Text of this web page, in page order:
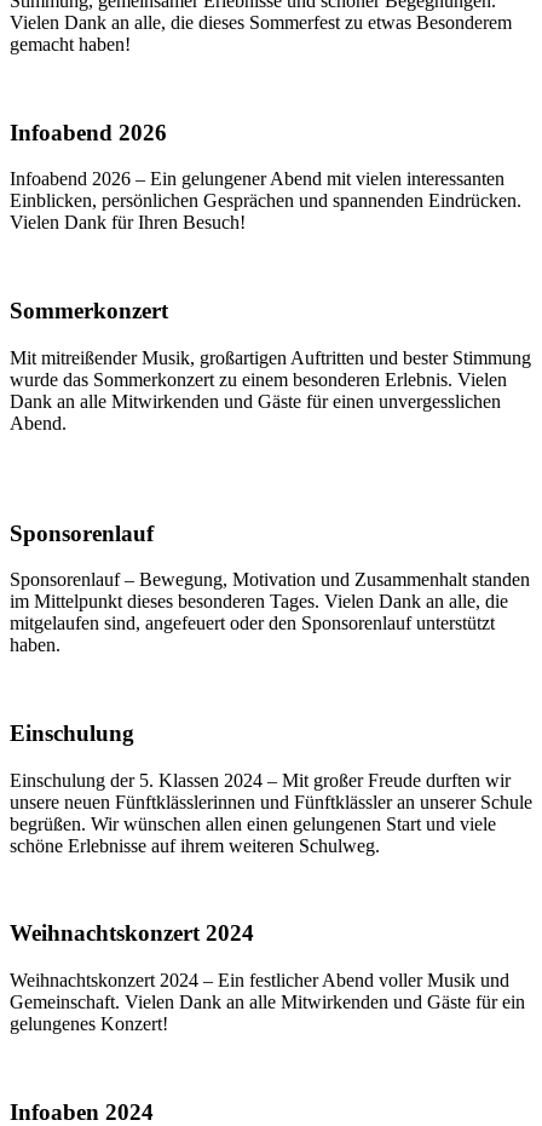
Vielen Dank an alle, die dieses Sommerfest zu etwas Besonderem
gemacht haben!
Infoabend 2026
Infoabend 2026 – Ein gelungener Abend mit vielen interessanten
Einblicken, persönlichen Gesprächen und spannenden Eindrücken.
Vielen Dank für Ihren Besuch!
Sommerkonzert
Mit mitreißender Musik, großartigen Auftritten und bester Stimmung
wurde das Sommerkonzert zu einem besonderen Erlebnis. Vielen
Dank an alle Mitwirkenden und Gäste für einen unvergesslichen
Abend.
Sponsorenlauf
Sponsorenlauf – Bewegung, Motivation und Zusammenhalt standen
im Mittelpunkt dieses besonderen Tages. Vielen Dank an alle, die
mitgelaufen sind, angefeuert oder den Sponsorenlauf unterstützt
haben.
Einschulung
Einschulung der 5. Klassen 2024 – Mit großer Freude durften wir
unsere neuen Fünftklässlerinnen und Fünftklässler an unserer Schule
begrüßen. Wir wünschen allen einen gelungenen Start und viele
schöne Erlebnisse auf ihrem weiteren Schulweg.
Weihnachtskonzert 2024
Weihnachtskonzert 2024 – Ein festlicher Abend voller Musik und
Gemeinschaft. Vielen Dank an alle Mitwirkenden und Gäste für ein
gelungenes Konzert!
Infoaben 2024